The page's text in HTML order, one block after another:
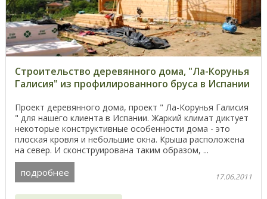
Строительство деревянного дома, "Ла-Корунья
Галисия" из профилированного бруса в Испании
Проект деревянного дома, проект " Ла-Корунья Галисия
" для нашего клиента в Испании. Жаркий климат диктует
некоторые конструктивные особенности дома - это
плоская кровля и небольшие окна. Крыша расположена
на север. И сконструирована таким образом, ...
подробнее 17.06.2011